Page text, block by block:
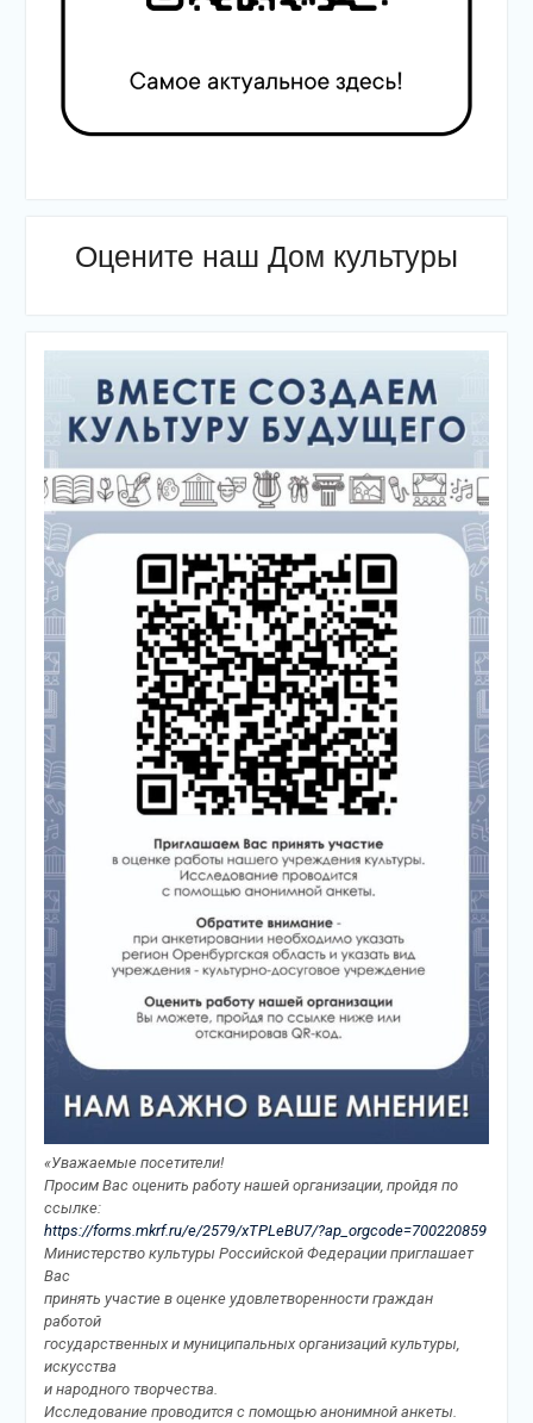
Оцените наш Дом культуры
«Уважаемые посетители!
Просим Вас оценить работу нашей организации, пройдя по
ссылке:
https://forms.mkrf.ru/e/2579/xTPLeBU7/?ap_orgcode=700220859
Министерство культуры Российской Федерации приглашает
Вас
принять участие в оценке удовлетворенности граждан
работой
государственных и муниципальных организаций культуры,
искусства
и народного творчества.
Исследование проводится с помощью анонимной анкеты.